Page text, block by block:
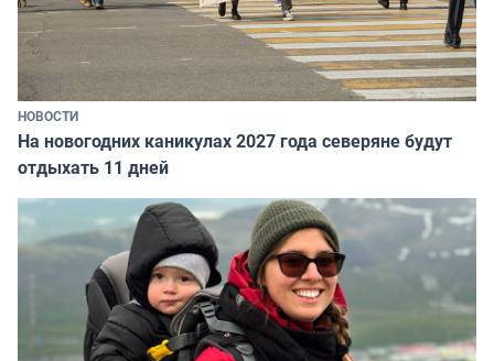
НОВОСТИ
На новогодних каникулах 2027 года северяне будут
отдыхать 11 дней